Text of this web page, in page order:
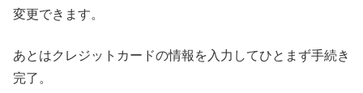
変更できます。
あとはクレジットカードの情報を入力してひとまず手続き
完了。